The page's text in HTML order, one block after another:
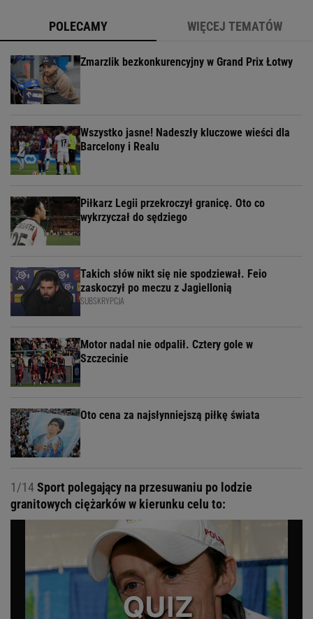
POLECAMY WIĘCEJ TEMATÓW
Zmarzlik bezkonkurencyjny w Grand Prix Łotwy
Wszystko jasne! Nadeszły kluczowe wieści dla
Barcelony i Realu
Piłkarz Legii przekroczył granicę. Oto co
wykrzyczał do sędziego
Takich słów nikt się nie spodziewał. Feio
zaskoczył po meczu z Jagiellonią
SUBSKRYPCJA
Motor nadal nie odpalił. Cztery gole w
Szczecinie
Oto cena za najsłynniejszą piłkę świata
1/14Sport polegający na przesuwaniu po lodzie
granitowych ciężarków w kierunku celu to: